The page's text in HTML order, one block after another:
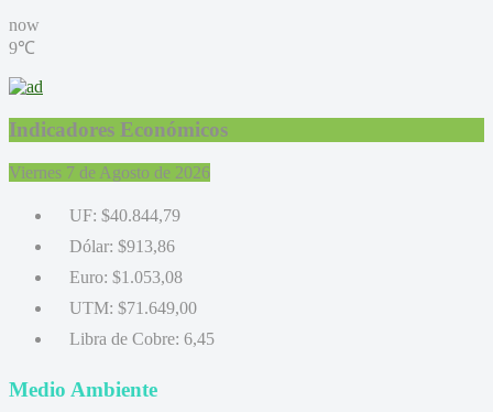
now
9℃
Indicadores Económicos
Viernes 7 de Agosto de 2026
UF: $40.844,79
Dólar: $913,86
Euro: $1.053,08
UTM: $71.649,00
Libra de Cobre: 6,45
Medio Ambiente